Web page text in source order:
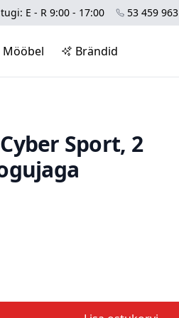
E - R 9:00 - 17:00 53 459 963
Mööbel Brändid
Sport, 2